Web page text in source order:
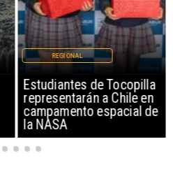
Estudiantes de Tocopilla
representarán a Chile en
campamento espacial de
la NASA
REGIONAL